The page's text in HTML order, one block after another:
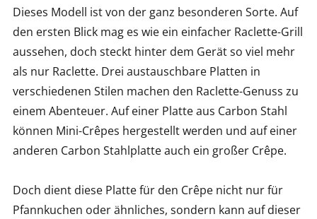
Dieses Modell ist von der ganz besonderen Sorte. Auf
den ersten Blick mag es wie ein einfacher Raclette-Grill
aussehen, doch steckt hinter dem Gerät so viel mehr
als nur Raclette. Drei austauschbare Platten in
verschiedenen Stilen machen den Raclette-Genuss zu
einem Abenteuer. Auf einer Platte aus Carbon Stahl
können Mini-Crêpes hergestellt werden und auf einer
anderen Carbon Stahlplatte auch ein großer Crêpe.
Doch dient diese Platte für den Crêpe nicht nur für
Pfannkuchen oder ähnliches, sondern kann auf dieser